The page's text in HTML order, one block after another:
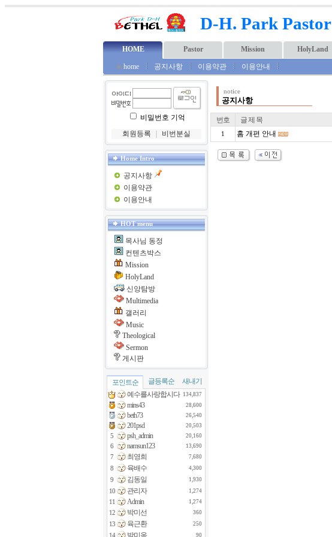
D-H. Park Pastor
HOME Pastor Mission HolyLand
◈ home 공지사항 이용약관 이용안내
비밀번호 기억
회원등록
비번분실
Home Intro
공지사항
이용약관
이용안내
HOT menu
목사님 동정
컨텐츠박스
Mission
HolyLand
신앙탐방
Multimedia
갤러리
Music
Theological
Sermon
게시판
포인트순 글등록순
새내기
예수를사랑합시다 134,837
mins43 28,600
beth73 26,540
201psd 20,503
5 psh_admin 20,160
6 namsun123 13,690
7 최영희 7,680
8 육배수 4,300
9 김동일 1,930
10 관리자 1,274
11 Admin 1,274
12 박미선 360
13 육근환 250
14 박미옥 90
notice
공지사항
번호 글 제 목
1 홈 개편 안내